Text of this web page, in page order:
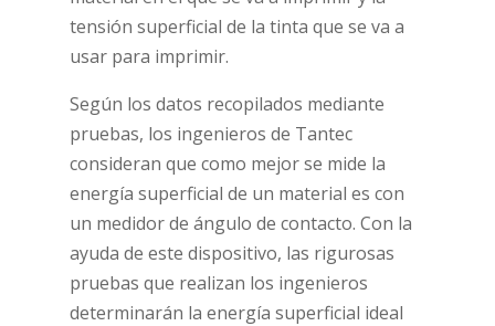
tensión superficial de la tinta que se va a
usar para imprimir.
Según los datos recopilados mediante
pruebas, los ingenieros de Tantec
consideran que como mejor se mide la
energía superficial de un material es con
un medidor de ángulo de contacto. Con la
ayuda de este dispositivo, las rigurosas
pruebas que realizan los ingenieros
determinarán la energía superficial ideal